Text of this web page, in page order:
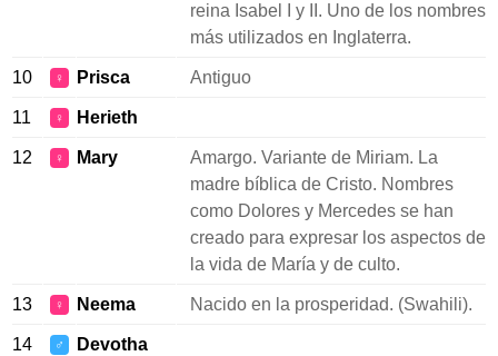
reina Isabel I y II. Uno de los nombres
más utilizados en Inglaterra.
10 ♀ Prisca Antiguo
11 ♀ Herieth
12 ♀ Mary
Amargo. Variante de Miriam. La
madre bíblica de Cristo. Nombres
como Dolores y Mercedes se han
creado para expresar los aspectos de
la vida de María y de culto.
13 ♀ Neema Nacido en la prosperidad. (Swahili).
14 ♂ Devotha